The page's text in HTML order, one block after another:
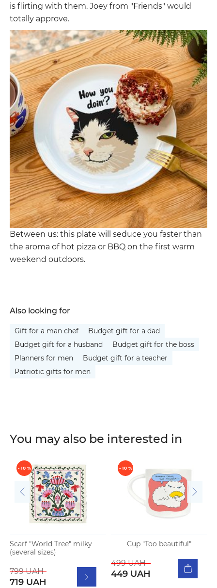
is flirting with them. Joey from "Friends" would
totally approve.
Between us: this plate will seduce you faster than
the aroma of hot pizza or BBQ on the first warm
weekend outdoors.
Also looking for
Gift for a man chef
Budget gift for a dad
Budget gift for a husband
Budget gift for the boss
Planners for men
Budget gift for a teacher
Patriotic gifts for men
You may also be interested in
- 10 %
Scarf "World Tree" milky
(several sizes)
799 UAH
719 UAH
- 10 %
Cup "Too beautiful"
499 UAH
449 UAH